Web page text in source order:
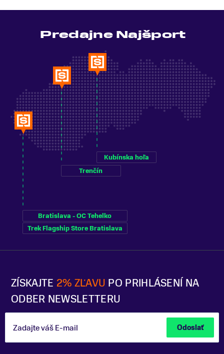
ZÍSKAJTE 2% ZĽAVU PO PRIHLÁSENÍ NA
ODBER NEWSLETTERU
Zadajte váš E-mail Odoslať
Predajne Najšport
Bratislava - OC Tehelko
Trek Flagship Store Bratislava
Trenčín
Kubínska hoľa